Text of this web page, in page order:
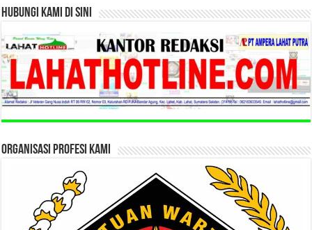
HUBUNGI KAMI DI SINI
ORGANISASI PROFESI KAMI